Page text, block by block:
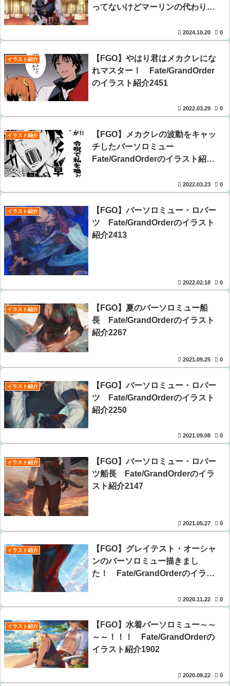
【画像】オタク「実際にプレイしたらわかるけどライザは
友達って感じで性的な目では見れないｗ」←これｗｗｗ
【画像】ハンターハンターさん、ガチで最強の新能力を登
場させてしまうｗｗｗｗｗｗｗ
【爆笑】最近のオスガキ、名前がダサすぎるｗｗｗｗ ：
26/08/05のニュース
ｗｗｗｗｗｗｗ
【画像】美人すぎる女医、ガチで見つかる。めちゃくちゃ
いいべｗｗｗｗ ：26/08/04のニュース
ワイ、「着衣おっばい」でしか抜けない体質になってしま
うｗｗｗｗｗ
【朗報】アマガミの棚町薫さん、最新絵でめっちゃ可愛く
なる：26/08/03のニュース
【悲報】坂口杏里を家に住ませてあげた結果ｗｗｗｗ
ってないけどマーリンの代わりに
2024.10.20 0
イラスト紹介
【FGO】やはり君はメカクレにな
れマスター！ Fate/GrandOrder
のイラスト紹介2451
2022.03.29 0
イラスト紹介
【FGO】メカクレの波動をキャッ
チしたバーソロミュー
Fate/GrandOrderのイラスト紹介
2022.03.23 0
イラスト紹介
【FGO】バーソロミュー・ロバー
ツ Fate/GrandOrderのイラスト
紹介2413
2022.02.18 0
イラスト紹介
【FGO】夏のバーソロミュー船
長 Fate/GrandOrderのイラスト
紹介2267
2021.09.25 0
イラスト紹介
【FGO】バーソロミュー・ロバー
ツ Fate/GrandOrderのイラスト
紹介2250
2021.09.08 0
イラスト紹介
【FGO】バーソロミュー・ロバー
ツ船長 Fate/GrandOrderのイラ
スト紹介2147
2021.05.27 0
イラスト紹介
【FGO】グレイテスト・オーシャ
ンのバーソロミュー描きまし
た！ Fate/GrandOrderのイラス
2020.11.22 0
イラスト紹介
【FGO】水着バーソロミュー～～
～～！！！ Fate/GrandOrderの
イラスト紹介1902
2020.09.22 0